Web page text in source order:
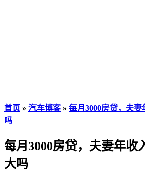
首页 » 汽车博客» 每月3000房贷，夫
吗
每月3000房贷，夫妻年收
大吗